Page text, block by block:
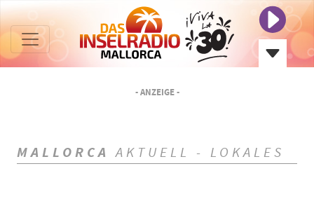
- ANZEIGE -
MALLORCA AKTUELL - LOKALES